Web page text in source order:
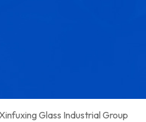
Glass Industrial Group